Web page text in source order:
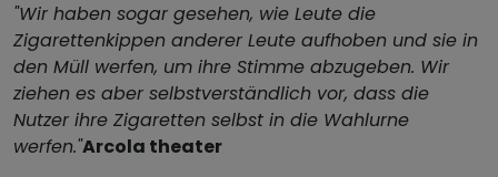
"Wir haben sogar gesehen, wie Leute die
Zigarettenkippen anderer Leute aufhoben und sie in
den Müll werfen, um ihre Stimme abzugeben. Wir
ziehen es aber selbstverständlich vor, dass die
Nutzer ihre Zigaretten selbst in die Wahlurne
werfen."Arcola theater